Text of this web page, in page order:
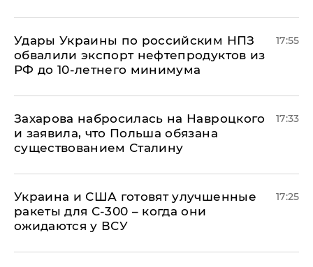
Удары Украины по российским НПЗ
обвалили экспорт нефтепродуктов из
РФ до 10-летнего минимума
17:55
​Захарова набросилась на Навроцкого
и заявила, что Польша обязана
существованием Сталину
17:33
Украина и США готовят улучшенные
ракеты для С-300 – когда они
ожидаются у ВСУ
17:25